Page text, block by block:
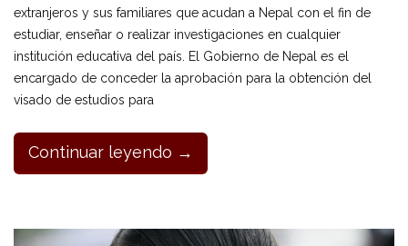
extranjeros y sus familiares que acudan a Nepal con el fin de
estudiar, enseñar o realizar investigaciones en cualquier
institución educativa del país. El Gobierno de Nepal es el
encargado de conceder la aprobación para la obtención del
visado de estudios para
Continuar leyendo →